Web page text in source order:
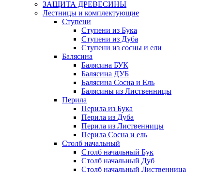
ЗАЩИТА ДРЕВЕСИНЫ
Лестницы и комплектующие
Ступени
Ступени из Бука
Ступени из Дуба
Ступени из сосны и ели
Балясина
Балясина БУК
Балясина ДУБ
Балясина Сосна и Ель
Балясины из Лиственницы
Перила
Перила из Бука
Перила из Дуба
Перила из Лиственницы
Перила Сосна и ель
Столб начальный
Столб начальный Бук
Столб начальный Дуб
Столб начальный Лиственница